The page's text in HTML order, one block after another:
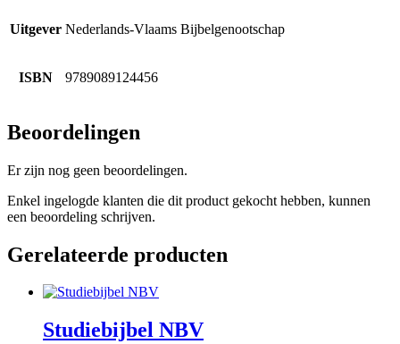
Uitgever Nederlands-Vlaams Bijbelgenootschap
ISBN 9789089124456
Beoordelingen
Er zijn nog geen beoordelingen.
Enkel ingelogde klanten die dit product gekocht hebben, kunnen
een beoordeling schrijven.
Gerelateerde producten
Studiebijbel NBV